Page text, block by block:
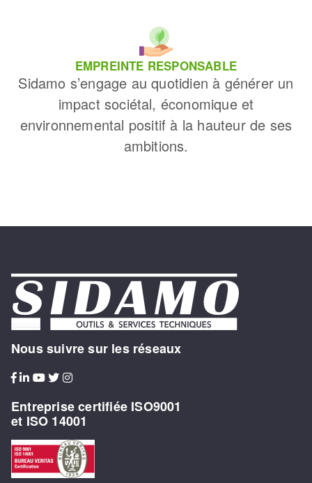
EMPREINTE RESPONSABLE
Sidamo s’engage au quotidien à générer un
impact sociétal, économique et
environnemental positif à la hauteur de ses
ambitions.
Nous suivre sur les réseaux
Entreprise certifiée ISO9001
et ISO 14001